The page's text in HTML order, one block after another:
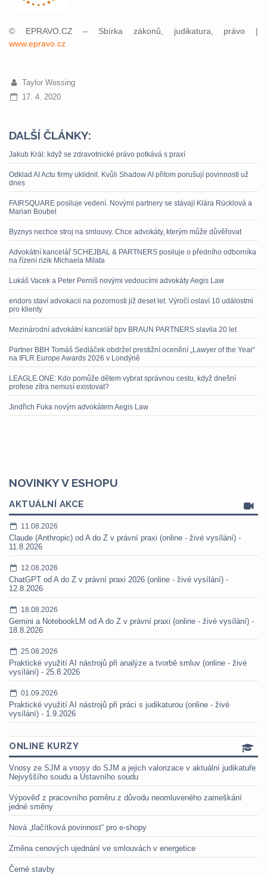
© EPRAVO.CZ – Sbírka zákonů, judikatura, právo |
www.epravo.cz
Taylor Wessing
17. 4. 2020
DALŠÍ ČLÁNKY:
Jakub Král: když se zdravotnické právo potkává s praxí
Odklad AI Actu firmy uklidnil. Kvůli Shadow AI přitom porušují povinnosti už
dnes
FAIRSQUARE posiluje vedení. Novými partnery se stávají Klára Rücklová a
Marian Boubel
Byznys nechce stroj na smlouvy. Chce advokáty, kterým může důvěřovat
Advokátní kancelář SCHEJBAL & PARTNERS posiluje o předního odborníka
na řízení rizik Michaela Milata
Lukáš Vacek a Peter Perniš novými vedoucími advokáty Aegis Law
endors staví advokacii na pozornosti již deset let. Výročí oslaví 10 událostmi
pro klienty
Mezinárodní advokátní kancelář bpv BRAUN PARTNERS slavila 20 let
Partner BBH Tomáš Sedláček obdržel prestižní ocenění „Lawyer of the Year“
na IFLR Europe Awards 2026 v Londýně
LEAGLE.ONE: Kdo pomůže dětem vybrat správnou cestu, když dnešní
profese zítra nemusí existovat?
Jindřich Fuka novým advokátem Aegis Law
NOVINKY V ESHOPU
AKTUÁLNÍ AKCE
11.08.2026
Claude (Anthropic) od A do Z v právní praxi (online - živé vysílání) -
11.8.2026
12.08.2026
ChatGPT od A do Z v právní praxi 2026 (online - živé vysílání) -
12.8.2026
18.08.2026
Gemini a NotebookLM od A do Z v právní praxi (online - živé vysílání) -
18.8.2026
25.08.2026
Praktické využití AI nástrojů při analýze a tvorbě smluv (online - živé
vysílání) - 25.8.2026
01.09.2026
Praktické využití AI nástrojů při práci s judikaturou (online - živé
vysílání) - 1.9.2026
ONLINE KURZY
Vnosy ze SJM a vnosy do SJM a jejich valorizace v aktuální judikatuře
Nejvyššího soudu a Ústavního soudu
Výpověď z pracovního poměru z důvodu neomluveného zameškání
jedné směny
Nová „tlačítková povinnost“ pro e-shopy
Změna cenových ujednání ve smlouvách v energetice
Černé stavby